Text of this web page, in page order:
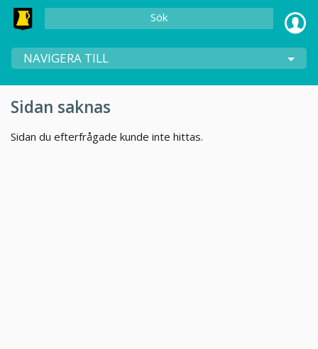
Sök
NAVIGERA TILL
Sidan saknas
Sidan du efterfrågade kunde inte hittas.